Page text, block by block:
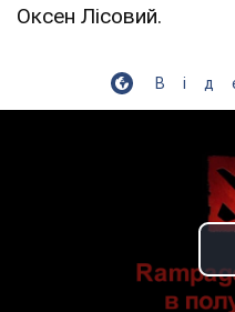
Оксен Лісовий.